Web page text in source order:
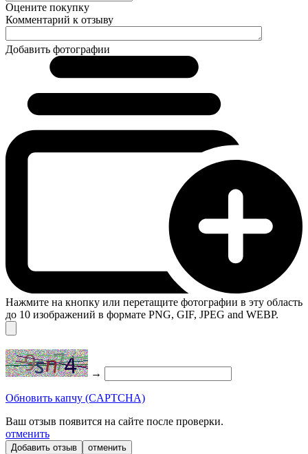
Оцените покупку
Комментарий к отзыву
Добавить фотографии
Нажмите на кнопку или перетащите фотографии в эту область
до 10 изображений в формате PNG, GIF, JPEG and WEBP.
→
Обновить капчу (CAPTCHA)
Ваш отзыв появится на сайте после проверки.
отменить
отменить